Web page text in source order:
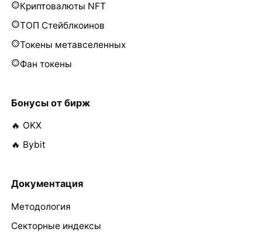
Криптовалюты NFT
ТОП Стейблкоинов
Токены метавселенных
Фан токены
Бонусы от бирж
🔥 OKX
🔥 Bybit
Документация
Методология
Секторные индексы